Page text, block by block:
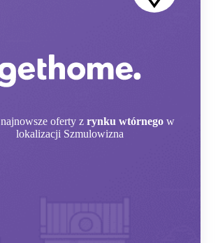
najnowsze oferty z rynku wtórnego w
lokalizacji Szmulowizna